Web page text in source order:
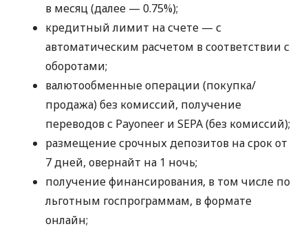
в месяц (далее — 0.75%);
кредитный лимит на счете — с
автоматическим расчетом в соответствии с
оборотами;
валютообменные операции (покупка/
продажа) без комиссий, получение
переводов с Payoneer и SEPA (без комиссий);
размещение срочных депозитов на срок от
7 дней, овернайт на 1 ночь;
получение финансирования, в том числе по
льготным госпрограммам, в формате
онлайн;